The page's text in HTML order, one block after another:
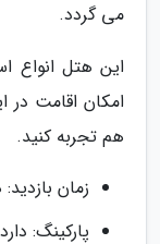
می گردد.
این هتل انواع
هم تجربه کنید.
زمان بازدید: هر روز از
پارکینگ: دارد